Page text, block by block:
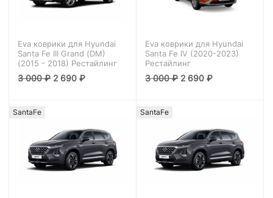
Eva коврики для Hyundai
Santa Fe III Grand (DM)
(2015 - 2018) Рестайлинг
3 000₽ 2 690₽
Eva коврики для Hyundai
Santa Fe IV (2020-2023)
Рестайлинг
3 000₽ 2 690₽
SantaFe SantaFe